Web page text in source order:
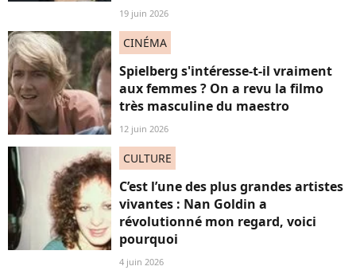
19 juin 2026
CINÉMA
Spielberg s'intéresse-t-il vraiment
aux femmes ? On a revu la filmo
très masculine du maestro
12 juin 2026
CULTURE
C’est l’une des plus grandes artistes
vivantes : Nan Goldin a
révolutionné mon regard, voici
pourquoi
4 juin 2026